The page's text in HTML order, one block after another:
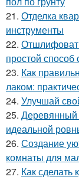
21. Отделка
инструменты
22.
простой
23. Как
лаком:
24. Улучшай
25. Деревянный
идеальной
26. Создание
комнаты для
27. Как сделать